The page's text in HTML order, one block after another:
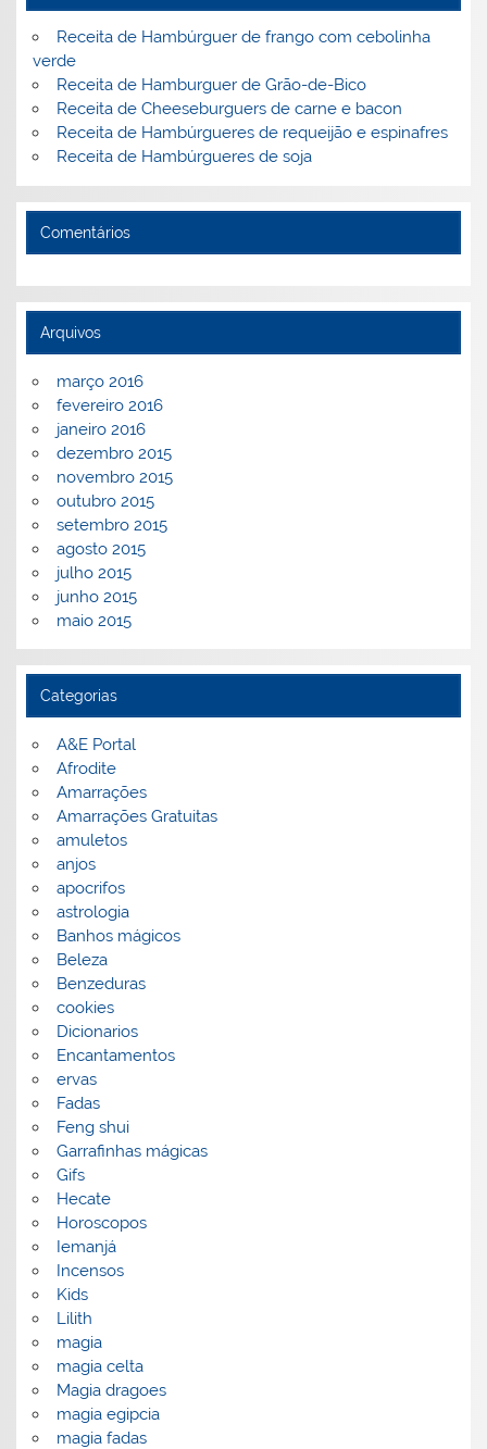
k
l
Receita de Hambúrguer de frango com cebolinha
verde
Receita de Hamburguer de Grão-de-Bico
Receita de Cheeseburguers de carne e bacon
Receita de Hambúrgueres de requeijão e espinafres
Receita de Hambúrgueres de soja
Comentários
Arquivos
março 2016
fevereiro 2016
janeiro 2016
dezembro 2015
novembro 2015
outubro 2015
setembro 2015
agosto 2015
julho 2015
junho 2015
maio 2015
Categorias
A&E Portal
Afrodite
Amarrações
Amarrações Gratuitas
amuletos
anjos
apocrifos
astrologia
Banhos mágicos
Beleza
Benzeduras
cookies
Dicionarios
Encantamentos
ervas
Fadas
Feng shui
Garrafinhas mágicas
Gifs
Hecate
Horoscopos
Iemanjá
Incensos
Kids
Lilith
magia
magia celta
Magia dragoes
magia egipcia
magia fadas